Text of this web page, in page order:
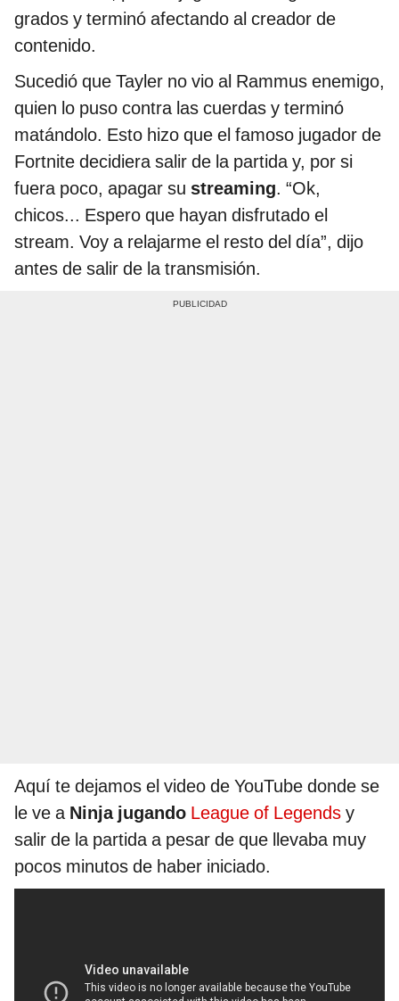
grados y terminó afectando al creador de
contenido.
Sucedió que Tayler no vio al Rammus enemigo,
quien lo puso contra las cuerdas y terminó
matándolo. Esto hizo que el famoso jugador de
Fortnite decidiera salir de la partida y, por si
fuera poco, apagar su streaming. “Ok,
chicos... Espero que hayan disfrutado el
stream. Voy a relajarme el resto del día”, dijo
antes de salir de la transmisión.
Aquí te dejamos el video de YouTube donde se
le ve a Ninja jugando League of Legends y
salir de la partida a pesar de que llevaba muy
pocos minutos de haber iniciado.